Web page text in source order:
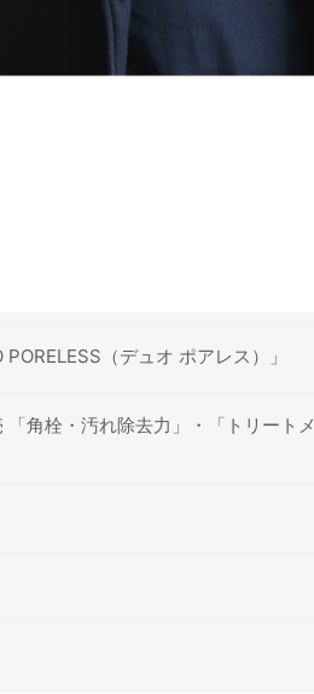
（デュオ ポアレス）」
角栓・汚れ除去力」・「トリートメ